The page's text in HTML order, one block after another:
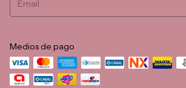
Medios de pago